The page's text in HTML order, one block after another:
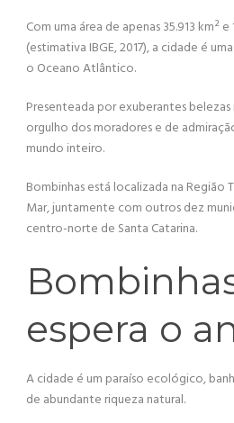
Com uma área de apenas 35.913 km²
(estimativa IBGE, 2017), a cidade é
o Oceano Atlântico.
Presenteada por exuberantes
orgulho dos moradores e de
mundo inteiro.
Bombinhas está localizada na Região
Mar, juntamente com outros dez
centro-norte de Santa Catarina.
espera o
A cidade é um paraíso ecológico,
de abundante riqueza natural.